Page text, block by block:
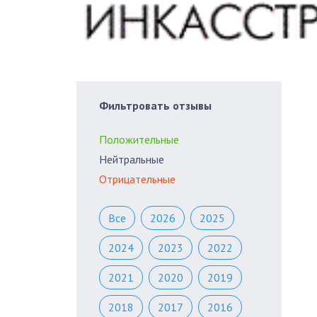
Фильтровать отзывы
Положительные
Нейтральные
Отрицательные
Все 2026 2025
2024 2023 2022
2021 2020 2019
2018 2017 2016